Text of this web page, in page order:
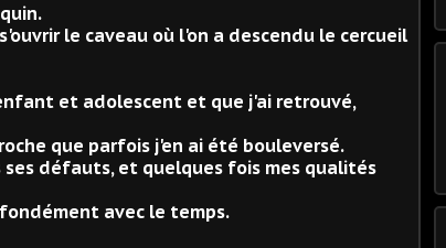
le caveau où l'on a descendu le cercueil
et adolescent et que j'ai retrouvé,
que parfois j'en ai été bouleversé.
ses défauts, et quelques fois mes qualités
avec le temps.